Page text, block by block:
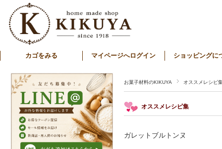
カゴをみる マイページへログイン ショッピングに
お菓子材料のKIKUYA オススメレシピ
オススメレシピ集
ガレットブルトンヌ